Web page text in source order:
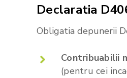
Declaratia
Obligatia depunerii
Contribuabilii
(pentru cei